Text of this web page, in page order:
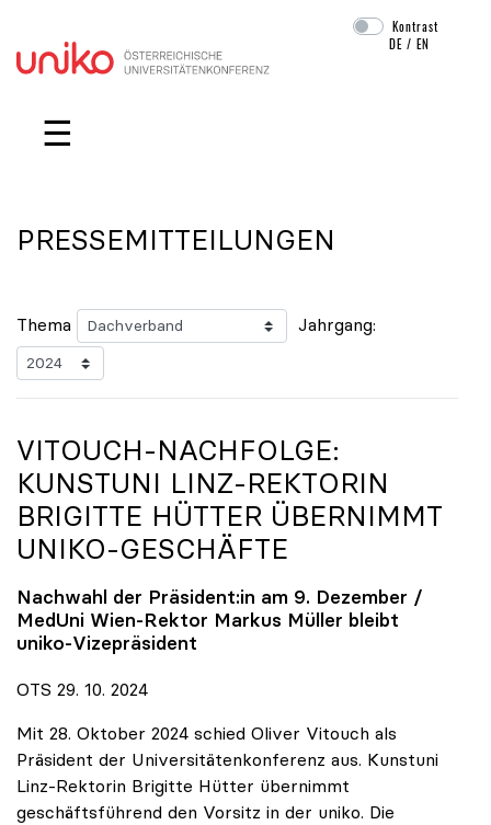
Navigation überspringen
Kontrast
DE /EN
☰
PRESSEMITTEILUNGEN
Thema Jahrgang:
VITOUCH-NACHFOLGE:
KUNSTUNI LINZ-REKTORIN
BRIGITTE HÜTTER ÜBERNIMMT
UNIKO-GESCHÄFTE
Nachwahl der Präsident:in am 9. Dezember /
MedUni Wien-Rektor Markus Müller bleibt
uniko-Vizepräsident
OTS 29. 10. 2024
Mit 28. Oktober 2024 schied Oliver Vitouch als
Präsident der Universitätenkonferenz aus. Kunstuni
Linz-Rektorin Brigitte Hütter übernimmt
geschäftsführend den Vorsitz in der uniko. Die